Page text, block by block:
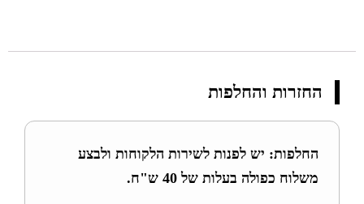
החזרות והחלפות
החלפות: יש לפנות לשירות הלקוחות ולבצע
משלוח כפולה בעלות של 40 ש"ח.